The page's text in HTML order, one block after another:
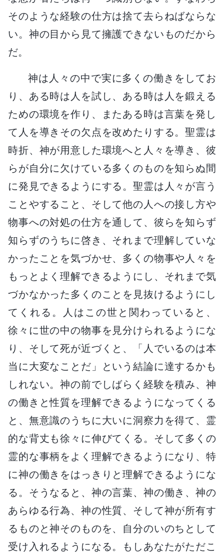
そのような経験の仕方は捨て去らねばならな
い。神の目から見て擁護できないものだから
だ。
神は人々の中で実に多くの働きをしてお
り、ある時は人を試し、ある時は人を鍛える
ための環境を作り、またある時は言葉を発し
て人を導きその欠点を改めたりする。聖霊は
時折、神が用意した環境へと人々を導き、彼
らが自分に欠けている多くのものを知らぬ間
に発見できるようにする。聖霊は人々が言う
ことやすること、そして他の人への接し方や
物事への対処の仕方を通して、彼らを知らず
知らずのうちに啓き、それまで理解していな
かったことを気づかせ、多くの物事や人々を
もっとよく理解できるようにし、それまで気
づかなかった多くのことを見抜けるようにし
てくれる。人はこの世と関わっていると、
徐々に世の中の物事を見分けられるようにな
り、そして死が近づくと、「人でいるのは本
当に大変なことだ」という結論に達するかも
しれない。神の前でしばらく経験を積み、神
の働きと性質を理解できるようになってくる
と、無意識のうちに大いに洞察力を得て、霊
的な背丈も徐々に伸びてくる。そして多くの
霊的な事柄をよく理解できるようになり、特
に神の働きをはっきりと理解できるようにな
る。そうなると、神の言葉、神の働き、神の
あらゆる行為、神の性質、そして神が所有す
るものと神そのものを、自分のいのちとして
受け入れるようになる。もしあなたがただこ